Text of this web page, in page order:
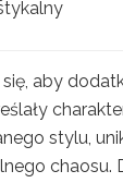
się, aby
stylu,
chaosu.